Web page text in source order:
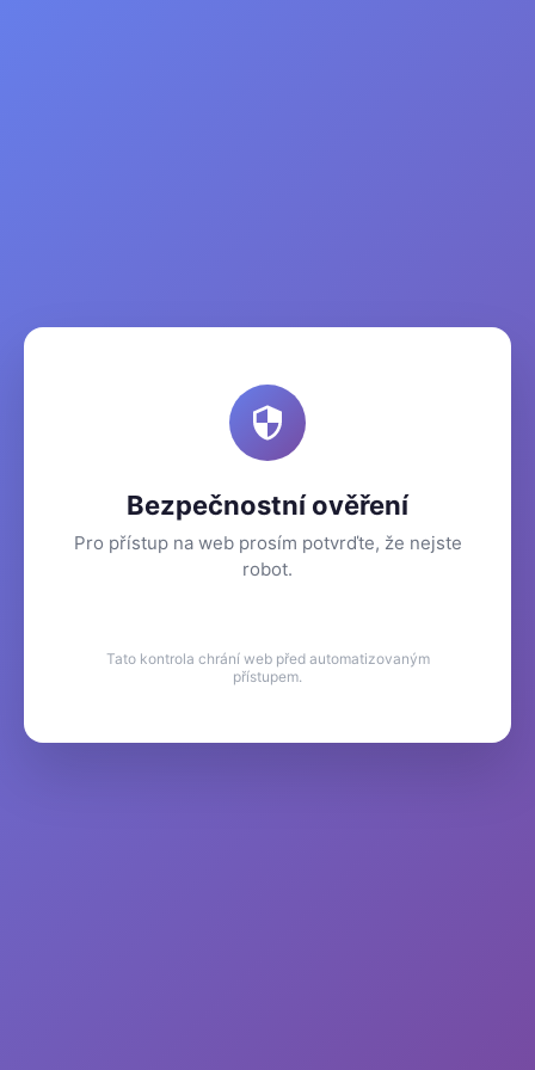
Bezpečnostní ověření
Pro přístup na web prosím potvrďte, že nejste
robot.
Tato kontrola chrání web před automatizovaným
přístupem.